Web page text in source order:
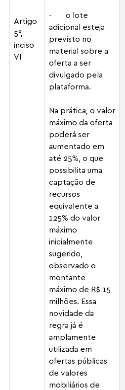
Artigo
5°,
inciso
VI
- o lote
adicional esteja
previsto no
material sobre a
oferta a ser
divulgado pela
plataforma.
Na prática, o valor
máximo da oferta
poderá ser
aumentado em
até 25%, o que
possibilita uma
captação de
recursos
equivalente a
125% do valor
máximo
inicialmente
sugerido,
observado o
montante
máximo de R$ 15
milhões. Essa
novidade da
regra já é
amplamente
utilizada em
ofertas públicas
de valores
mobiliários de